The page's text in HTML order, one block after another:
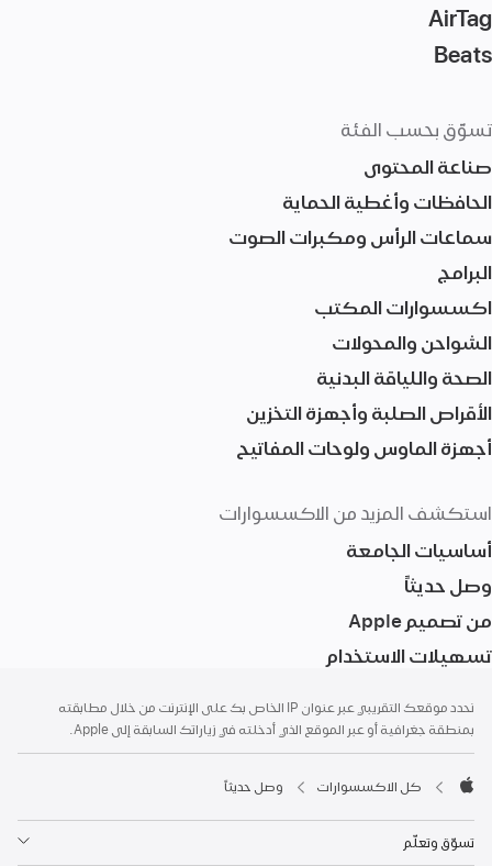
AirTag‏
Beats
تسوّق بحسب الفئة
صناعة المحتوى
الحافظات وأغطية الحماية
سماعات الرأس ومكبرات الصوت
البرامج
اكسسوارات المكتب
الشواحن والمحولات
الصحة واللياقة البدنية
الأقراص الصلبة وأجهزة التخزين
أجهزة الماوس ولوحات المفاتيح
استكشف المزيد من الاكسسوارات
أساسيات الجامعة
وصل حديثاً
من تصميم ‏Apple
تسهيلات الاستخدام
نحدد موقعك التقريبي عبر عنوان IP الخاص بك على الإنترنت من خلال مطابقته
بمنطقة جغرافية أو عبر الموقع الذي أدخلته في زياراتك السابقة إلى Apple.
كل الاكسسوارات وصل حديثاً
تسوّق وتعلّم